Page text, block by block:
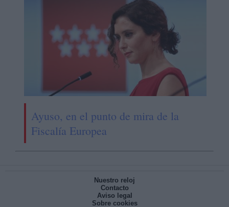
Ayuso, en el punto de mira de la
Fiscalía Europea
Nuestro reloj
Contacto
Aviso legal
Sobre cookies